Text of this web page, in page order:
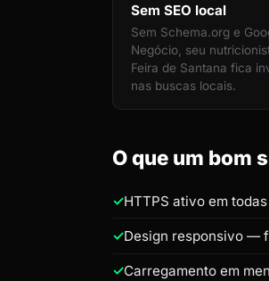
Sem SEO local
Sem Schema.org e
Negócio, seu
Feira de Santana fica
nas buscas locais.
O que um bom
HTTPS ativo em
Design responsivo —
Carregamento em